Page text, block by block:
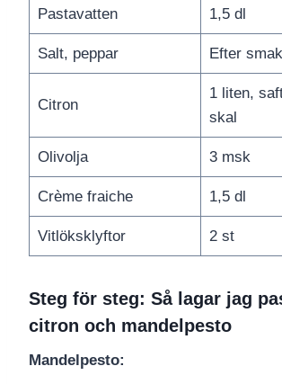
Pastavatten 1,5 dl
Salt, peppar Efter smak
Citron
1 liten,
skal
Olivolja 3 msk
Crème fraiche 1,5 dl
Vitlöksklyftor 2 st
Steg för steg: Så lagar jag
citron och mandelpesto
Mandelpesto: